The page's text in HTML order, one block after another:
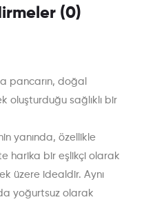
(0)
pancarın, doğal
oluşturduğu sağlıklı bir
yanında, özellikle
harika bir eşlikçi olarak
üzere idealdir. Aynı
yoğurtsuz olarak